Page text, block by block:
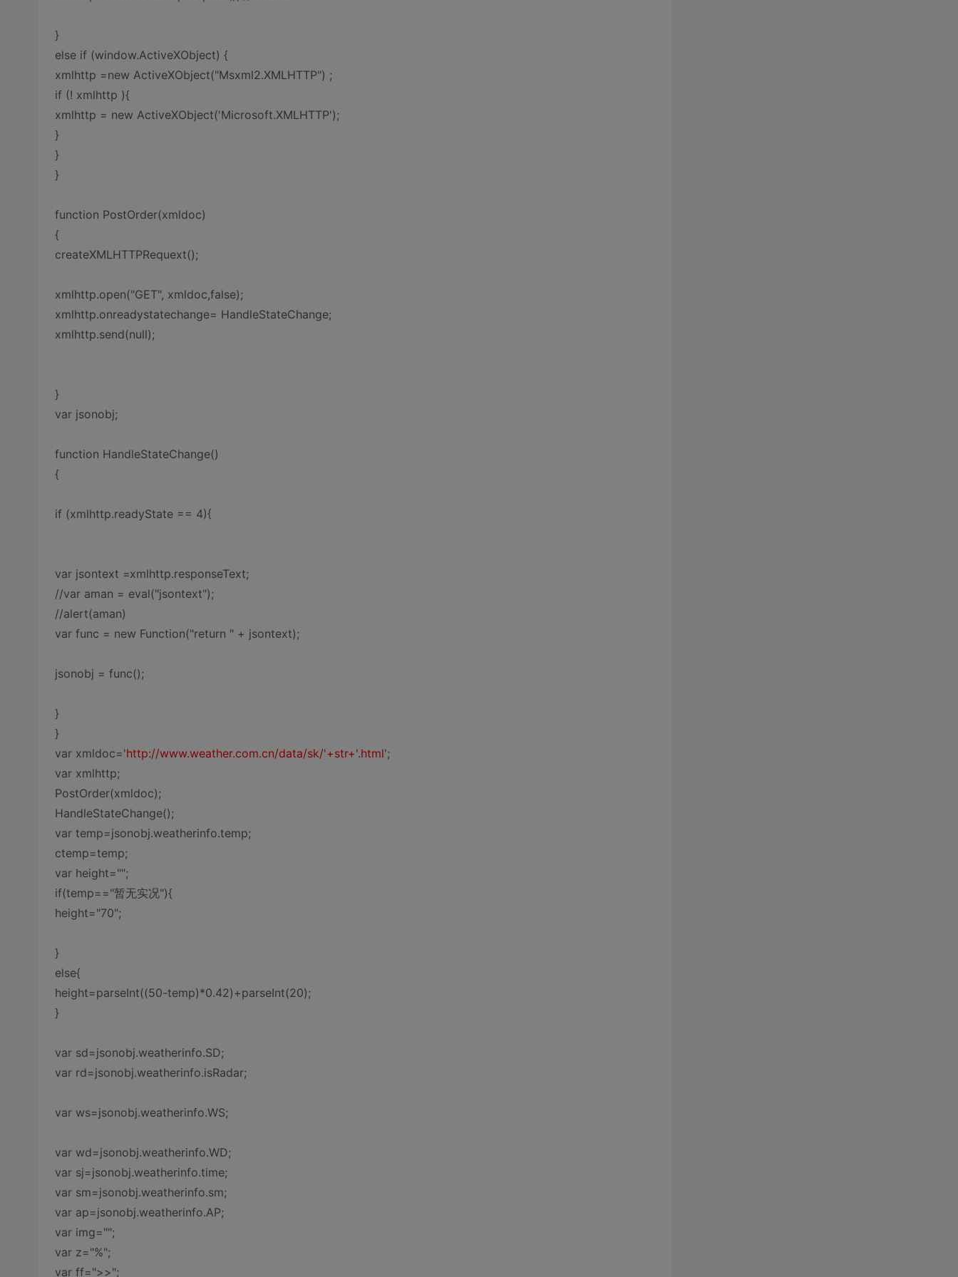
}
else if (window.ActiveXObject) {
xmlhttp =new ActiveXObject("Msxml2.XMLHTTP") ;
if (! xmlhttp ){
xmlhttp = new ActiveXObject('Microsoft.XMLHTTP');
}
}
}
function PostOrder(xmldoc)
{
createXMLHTTPRequext();
xmlhttp.open("GET", xmldoc,false);
xmlhttp.onreadystatechange= HandleStateChange;
xmlhttp.send(null);
}
var jsonobj;
function HandleStateChange()
{
if (xmlhttp.readyState == 4){
var jsontext =xmlhttp.responseText;
//var aman = eval("jsontext");
//alert(aman)
var func = new Function("return " + jsontext);
jsonobj = func();
}
}
var xmldoc='http://www.weather.com.cn/data/sk/'+str+'.html';
var xmlhttp;
PostOrder(xmldoc);
HandleStateChange();
var temp=jsonobj.weatherinfo.temp;
ctemp=temp;
var height="";
if(temp=="暂无实况"){
height="70";
}
else{
height=parseInt((50-temp)*0.42)+parseInt(20);
}
var sd=jsonobj.weatherinfo.SD;
var rd=jsonobj.weatherinfo.isRadar;
var ws=jsonobj.weatherinfo.WS;
var wd=jsonobj.weatherinfo.WD;
var sj=jsonobj.weatherinfo.time;
var sm=jsonobj.weatherinfo.sm;
var ap=jsonobj.weatherinfo.AP;
var img="";
var z="%";
var ff=">>";